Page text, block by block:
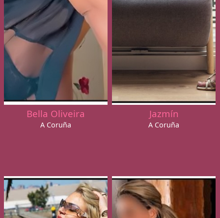
Bella Oliveira
A Coruña
Jazmín
A Coruña